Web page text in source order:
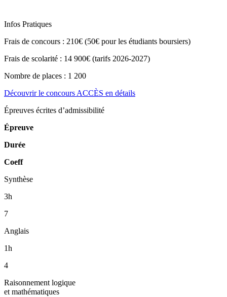
Infos Pratiques
Frais de concours : 210€ (50€ pour les étudiants boursiers)
Frais de scolarité : 14 900€ (tarifs 2026-2027)
Nombre de places : 1 200
Découvrir le concours ACCÈS en détails
Épreuves écrites d’admissibilité
Épreuve
Durée
Coeff
Synthèse
3h
7
Anglais
1h
4
Raisonnement logique
et mathématiques